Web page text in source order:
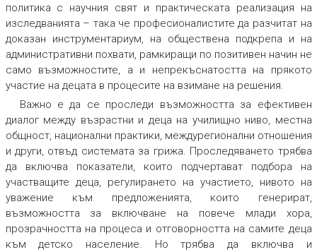
политика с научния свят и практическата реализация на
изследванията – така че професионалистите да разчитат на
доказан инструментариум, на обществена подкрепа и на
административни похвати, рамкиращи по позитивен начин не
само възможностите, а и непрекъснатостта на прякото
участие на децата в процесите на взимане на решения.
Важно е да се проследи възможността за ефективен
диалог между възрастни и деца на училищно ниво, местна
общност, национални практики, междурегионални отношения
и други, отвъд системата за грижа. Проследяването трябва
да включва показатели, които подчертават подбора на
участващите деца, регулирането на участието, нивото на
уважение към предложенията, които генерират,
възможността за включване на повече млади хора,
прозрачността на процеса и отговорността на самите деца
към детско население. Но трябва да включва и